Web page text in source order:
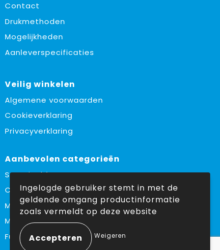
Contact
Drukmethoden
Mogelijkheden
Aanleverspecificaties
Veilig winkelen
Algemene voorwaarden
Cookieverklaring
Privacyverklaring
Aanbevolen categorieën
Sustainable
Custom made
Made in Europe
Must haves
Fulfilment
Ingelogde gebruiker stemt in met de
geldende omgang productinformatie
zoals vermeldt op deze website
Weigeren